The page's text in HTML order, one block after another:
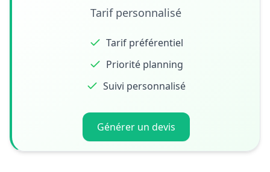
Tarif personnalisé
Tarif préférentiel
Priorité planning
Suivi personnalisé
Générer un devis